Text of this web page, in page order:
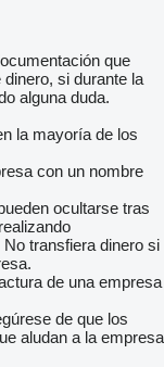
que
si durante la
alguna duda.
la mayoría de los
con un nombre
ocultarse tras
transfiera dinero si
de una empresa
de que los
aludan a la empresa